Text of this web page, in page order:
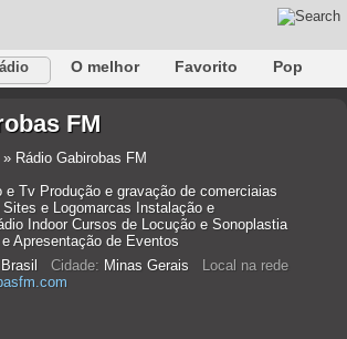
O melhor Favorito
Pop
Jazz Bebê
FM
Rádio Gabirobas FM
e Tv Produção e gravação de comerciaias
e Logomarcas Instalação e
Indoor Cursos de Locução e Sonoplastia
Apresentação de Eventos
Brasil Cidade: Minas Gerais
Local na rede